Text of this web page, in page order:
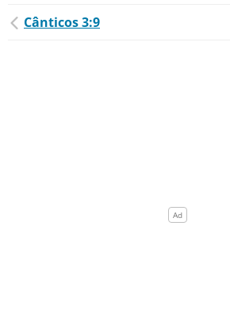
Cânticos 3:9